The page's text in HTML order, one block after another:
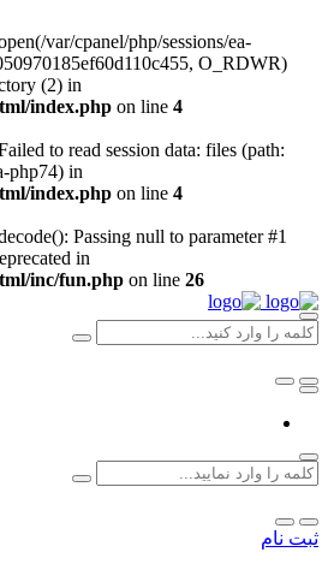
var/cpanel/php/sessions/ea-
O_RDWR)
(2) in
index.php on line 4
to read session data: files (path:
php74) in
index.php on line 4
Passing null to parameter #1
in
inc/fun.php on line 26
ثبت نام